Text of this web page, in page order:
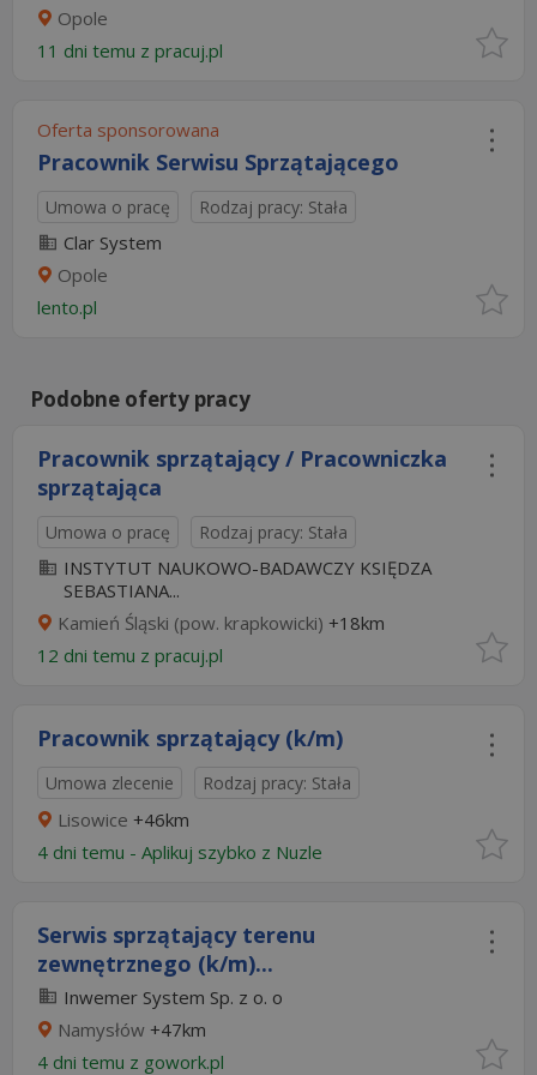
Opole
11 dni temu z pracuj.pl
Oferta sponsorowana
Pracownik Serwisu Sprzątającego
Umowa o pracę Rodzaj pracy: Stała
Clar System
Opole
lento.pl
Podobne oferty pracy
Pracownik sprzątający / Pracowniczka
sprzątająca
Umowa o pracę Rodzaj pracy: Stała
INSTYTUT NAUKOWO-BADAWCZY KSIĘDZA
SEBASTIANA...
Kamień Śląski (pow. krapkowicki) +18km
12 dni temu z pracuj.pl
Pracownik sprzątający (k/m)
Umowa zlecenie Rodzaj pracy: Stała
Lisowice +46km
4 dni temu - Aplikuj szybko z Nuzle
Serwis sprzątający terenu
zewnętrznego (k/m)...
Inwemer System Sp. z o. o
Namysłów +47km
4 dni temu z gowork.pl